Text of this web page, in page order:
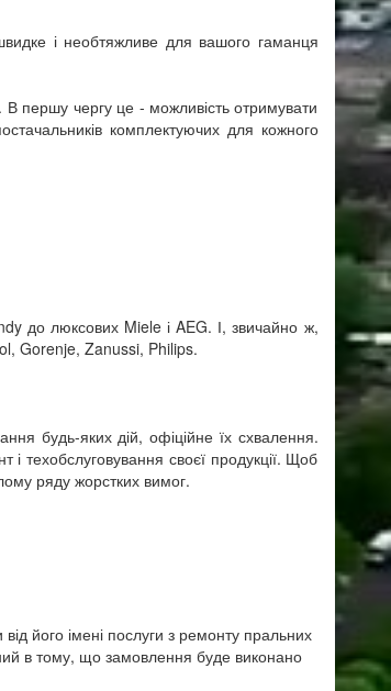
і необтяжливе для вашого гаманця
В першу чергу це - можливість отримувати
комплектуючих для кожного
до люксових Miele і AEG. І, звичайно ж,
Gorenje, Zanussi, Philips.
будь-яких дій, офіційне їх схвалення.
техобслуговування своєї продукції. Щоб
ряду жорстких вимог.
його імені послуги з ремонту пральних
в тому, що замовлення буде виконано